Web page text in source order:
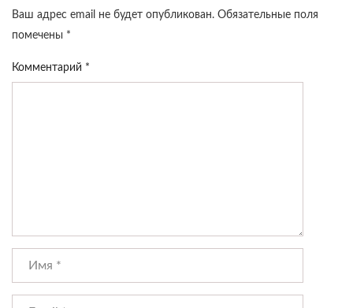
Ваш адрес email не будет опубликован. Обязательные поля
помечены *
Комментарий *